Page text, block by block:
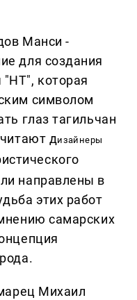
Манси -
для создания
которая
символом
глаз тагильчан
дизайнеры
направлены в
этих работ
самарских
Михаил